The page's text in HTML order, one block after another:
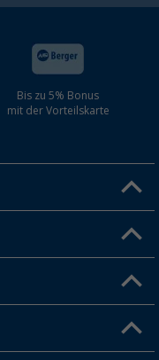
Bis zu 5% Bonus
mit der Vorteilskarte